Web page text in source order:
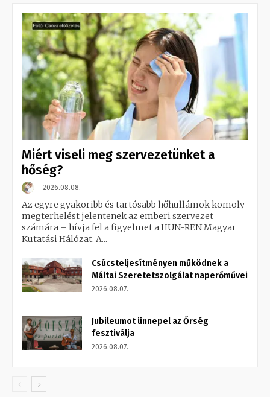
Miért viseli meg szervezetünket a
hőség?
2026.08.08.
Az egyre gyakoribb és tartósabb hőhullámok komoly
megterhelést jelentenek az emberi szervezet
számára – hívja fel a figyelmet a HUN-REN Magyar
Kutatási Hálózat. A...
Csúcsteljesítményen működnek a
Máltai Szeretetszolgálat naperőművei
2026.08.07.
Jubileumot ünnepel az Őrség
fesztiválja
2026.08.07.